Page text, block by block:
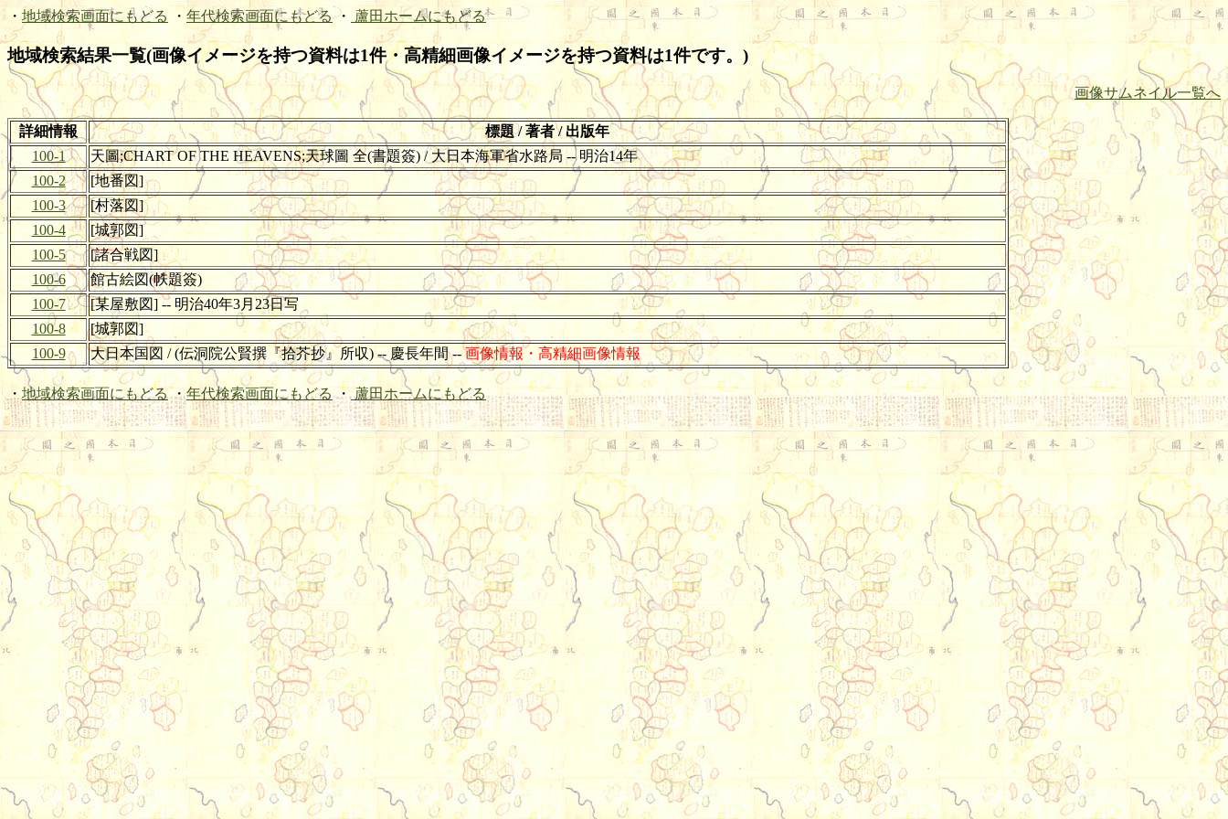
・ 地域検索画面にもどる ・ 年代検索画面にもどる・ 蘆田ホームにもどる
地域検索結果一覧(画像イメージを持つ資料は1件・高精細画像イメージを持つ資料は1件です。)
画像サムネイル一覧へ
詳細情報
標題 / 著者 / 出版年
100-1
天圖;CHART OF THE HEAVENS;天球圖 全(書題簽) / 大日本海軍省水路局 -- 明治14年
100-2
[地番図]
100-3
[村落図]
100-4
[城郭図]
100-5
[諸合戦図]
100-6
館古絵図(帙題簽)
100-7
[某屋敷図] -- 明治40年3月23日写
100-8
[城郭図]
100-9
大日本国図 / (伝洞院公賢撰『拾芥抄』所収) -- 慶長年間 --画像情報・高精細画像情報
・地域検索画面にもどる・年代検索画面にもどる ・蘆田ホームにもどる